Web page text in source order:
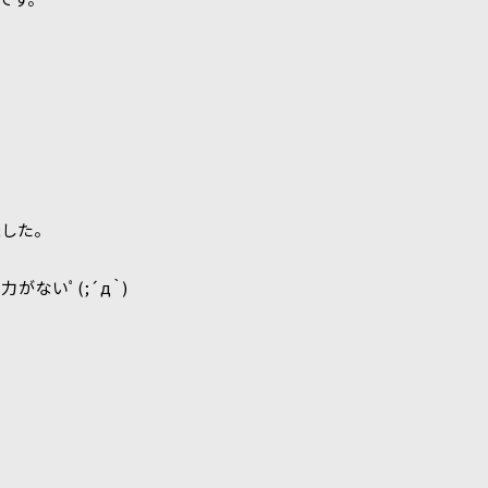
た。
がないﾟ(;´д｀)